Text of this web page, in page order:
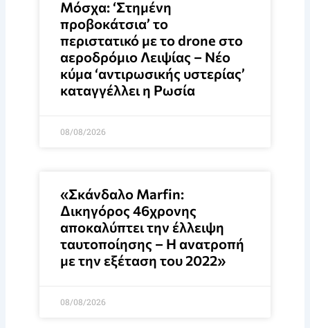
Μόσχα: ‘Στημένη
προβοκάτσια’ το
περιστατικό με το drone στο
αεροδρόμιο Λειψίας – Νέο
κύμα ‘αντιρωσικής υστερίας’
καταγγέλλει η Ρωσία
08/08/2026
«Σκάνδαλο Marfin:
Δικηγόρος 46χρονης
αποκαλύπτει την έλλειψη
ταυτοποίησης – Η ανατροπή
με την εξέταση του 2022»
08/08/2026